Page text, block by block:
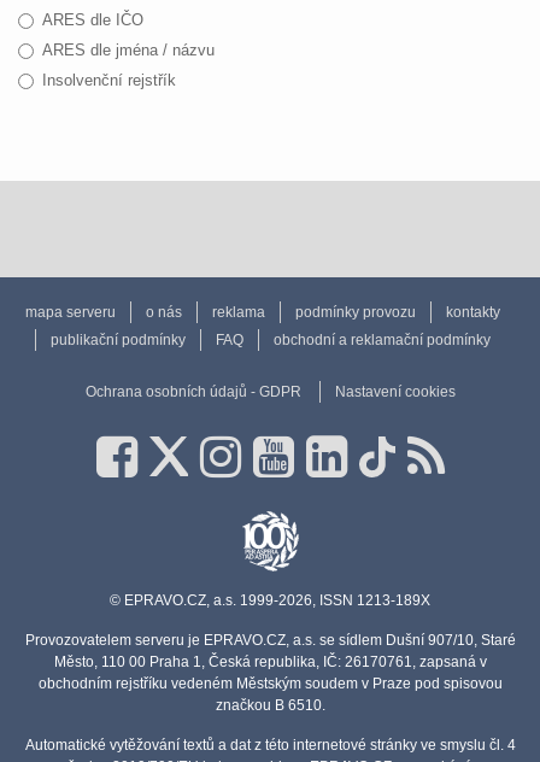
ARES dle IČO
ARES dle jména / názvu
Insolvenční rejstřík
mapa serveru o nás reklama podmínky provozu
kontakty
publikační podmínky
FAQ obchodní a reklamační podmínky
Ochrana osobních údajů - GDPR Nastavení cookies
© EPRAVO.CZ, a.s. 1999-2026, ISSN 1213-189X
Provozovatelem serveru je EPRAVO.CZ, a.s. se sídlem Dušní 907/10, Staré
Město, 110 00 Praha 1, Česká republika, IČ: 26170761, zapsaná v
obchodním rejstříku vedeném Městským soudem v Praze pod spisovou
značkou B 6510.
Automatické vytěžování textů a dat z této internetové stránky ve smyslu čl. 4